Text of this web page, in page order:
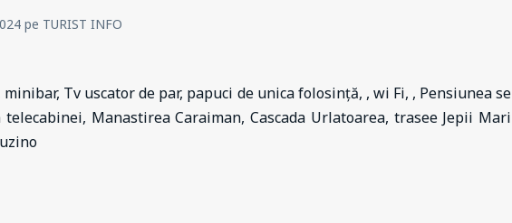
pe TURIST INFO
Tv uscator de par, papuci de unica folosință, , wi Fi, , Pensiunea se
Manastirea Caraiman, Cascada Urlatoarea, trasee Jepii Mari